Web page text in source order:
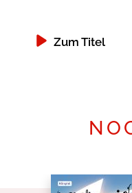
Zum Titel